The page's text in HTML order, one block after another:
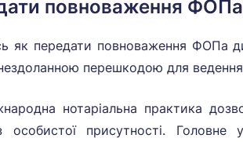
повноваження ФОПа
як передати повноваження ФОПа
перешкодою для
нотаріальна практика
особистої присутності.